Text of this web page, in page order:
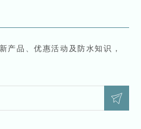
产品、优惠活动及防水知识，